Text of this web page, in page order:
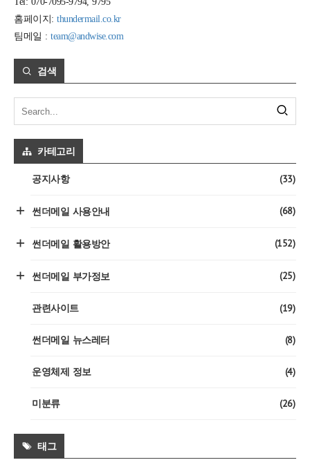
홈페이지: thundermail.co.kr
팀메일 : team@andwise.com
검색
카테고리
공지사항 (33)
썬더메일 사용안내 (68)
썬더메일 활용방안 (152)
썬더메일 부가정보 (25)
관련사이트 (19)
썬더메일 뉴스레터 (8)
운영체제 정보 (4)
미분류 (26)
태그